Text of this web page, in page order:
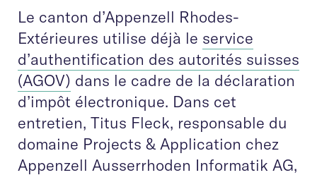
Le canton d’Appenzell Rhodes-
Extérieures utilise déjà le service
d’authentification des autorités suisses
(AGOV) dans le cadre de la déclaration
d’impôt électronique. Dans cet
entretien, Titus Fleck, responsable du
domaine Projects & Application chez
Appenzell Ausserrhoden Informatik AG,